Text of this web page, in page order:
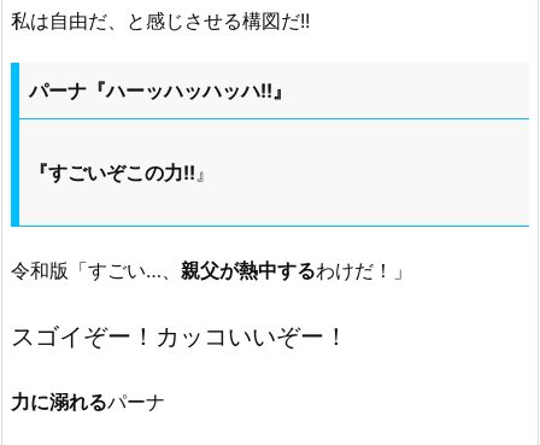
私は自由だ、と感じさせる構図だ!!
パーナ『ハーッハッハッハ!!』
『すごいぞこの力!!』
令和版「すごい…、 親父が熱中するわけだ！」
スゴイぞー！カッコいいぞー！
力に溺れるパーナ